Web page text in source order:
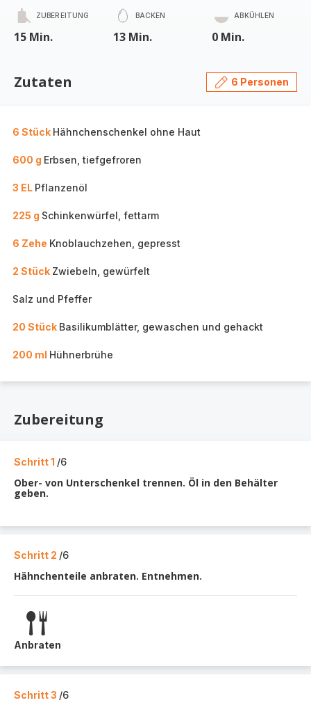
ZUBEREITUNG
15 Min.
BACKEN
13 Min.
ABKÜHLEN
0 Min.
Zutaten 6 Personen
6 Stück Hähnchenschenkel ohne Haut
600 g Erbsen, tiefgefroren
3 EL Pflanzenöl
225 g Schinkenwürfel, fettarm
6 Zehe Knoblauchzehen, gepresst
2 Stück Zwiebeln, gewürfelt
Salz und Pfeffer
20 Stück Basilikumblätter, gewaschen und gehackt
200 ml Hühnerbrühe
Zubereitung
Schritt 1 /6
Ober- von Unterschenkel trennen. Öl in den Behälter
geben.
Schritt 2 /6
Hähnchenteile anbraten. Entnehmen.
Anbraten
Schritt 3 /6